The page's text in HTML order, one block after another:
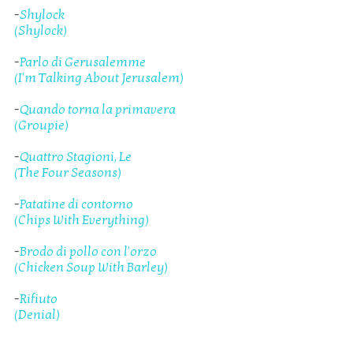
-Shylock
(Shylock)
-Parlo di Gerusalemme
(I'm Talking About Jerusalem)
-Quando torna la primavera
(Groupie)
-Quattro Stagioni, Le
(The Four Seasons)
-Patatine di contorno
(Chips With Everything)
-Brodo di pollo con l'orzo
(Chicken Soup With Barley)
-Rifiuto
(Denial)